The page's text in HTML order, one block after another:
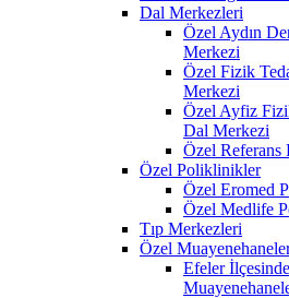
Dal Merkezleri
Özel Aydın
Merkezi
Özel Fizik
Merkezi
Özel Ayfiz
Dal Merkezi
Özel
Özel Poliklinikler
Özel Eromed
Özel Medlife
Tıp Merkezleri
Özel
Efeler